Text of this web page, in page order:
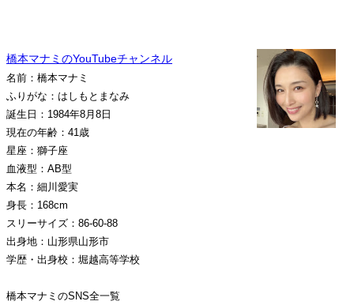
橋本マナミのYouTubeチャンネル
名前：橋本マナミ
ふりがな：はしもとまなみ
誕生日：1984年8月8日
現在の年齢：41歳
星座：獅子座
血液型：AB型
本名：細川愛実
身長：168cm
スリーサイズ：86-60-88
出身地：山形県山形市
学歴・出身校：堀越高等学校
橋本マナミのSNS全一覧